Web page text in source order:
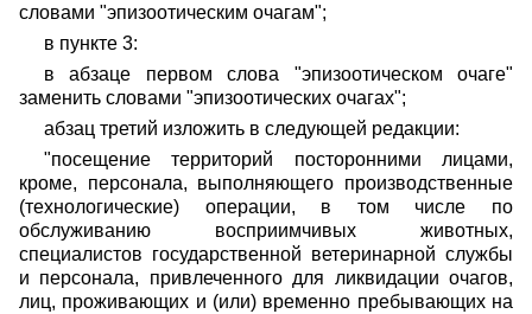
словами "эпизоотическим очагам";
в пункте 3:
в абзаце первом слова "эпизоотическом очаге"
заменить словами "эпизоотических очагах";
абзац третий изложить в следующей редакции:
"посещение территорий посторонними лицами,
кроме, персонала, выполняющего производственные
(технологические) операции, в том числе по
обслуживанию восприимчивых животных,
специалистов государственной ветеринарной службы
и персонала, привлеченного для ликвидации очагов,
лиц, проживающих и (или) временно пребывающих на